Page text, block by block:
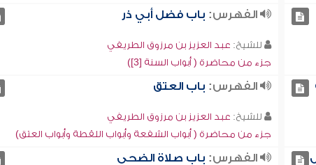
الفهرس: باب فضل أبي ذر
للشيخ: عبد العزيز بن مرزوق الطريفي
جزء من محاضرة ( أبواب السنة [3])
الفهرس: باب العتق
للشيخ: عبد العزيز بن مرزوق الطريفي
جزء من محاضرة ( أبواب الشفعة وأبواب اللقطة وأبواب العتق)
الفهرس: باب صلاة الضحى